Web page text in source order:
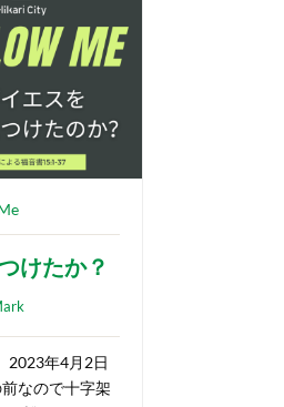
けたか？
2023年4月2日
なので十字架